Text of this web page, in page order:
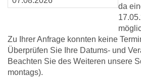
da
Zu Ihrer Anfrage konnten keine
Überprüfen Sie Ihre Datums- und
Beachten Sie des Weiteren unsere
montags).